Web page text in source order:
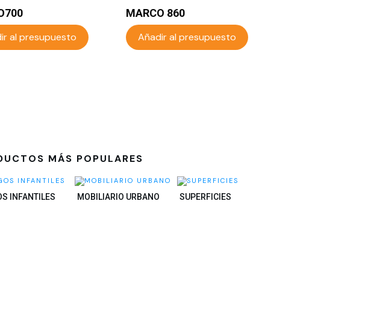
al presupuesto
MARCO 860
Añadir al presupuesto
MÁS POPULARES
INFANTILES MOBILIARIO URBANO SUPERFICIES